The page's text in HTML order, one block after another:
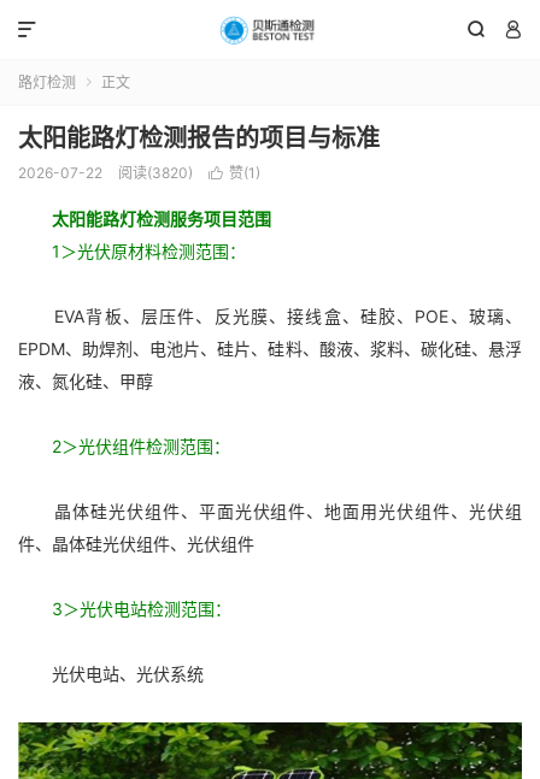
 

路灯检测  正文
太阳能路灯检测报告的项目与标准
2026-07-22 阅读(3820)  赞(1 )
太阳能路灯检测服务项目范围
1＞光伏原材料检测范围：
EVA背板、层压件、反光膜、接线盒、硅胶、POE、玻璃、
EPDM、助焊剂、电池片、硅片、硅料、酸液、浆料、碳化硅、悬浮
液、氮化硅、甲醇
2＞光伏组件检测范围：
晶体硅光伏组件、平面光伏组件、地面用光伏组件、光伏组
件、晶体硅光伏组件、光伏组件
3＞光伏电站检测范围：
光伏电站、光伏系统